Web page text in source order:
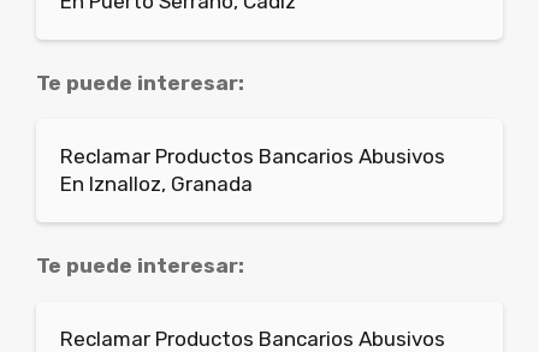
Te puede interesar:
Reclamar Productos Bancarios Abusivos
En Iznalloz, Granada
Te puede interesar:
Reclamar Productos Bancarios Abusivos